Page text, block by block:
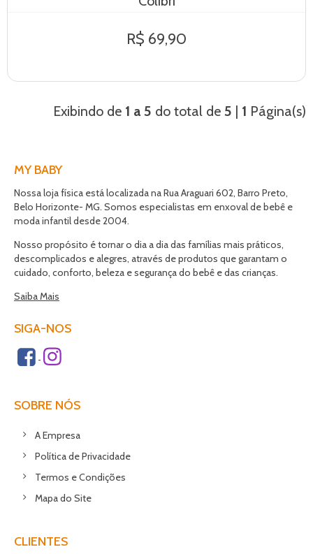
R$ 69,90
Exibindo de 1 a 5 do total de 5 | 1 Página(s)
MY BABY
Nossa loja física está localizada na Rua Araguari 602, Barro Preto,
Belo Horizonte- MG. Somos especialistas em enxoval de bebê e
moda infantil desde 2004.
Nosso propósito é tornar o dia a dia das famílias mais práticos,
descomplicados e alegres, através de produtos que garantam o
cuidado, conforto, beleza e segurança do bebê e das crianças.
Saiba Mais
SIGA-NOS
SOBRE NÓS
A Empresa
Política de Privacidade
Termos e Condições
Mapa do Site
CLIENTES